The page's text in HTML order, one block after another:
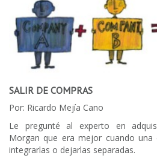
SALIR DE COMPRAS
Por: Ricardo Mejía Cano
Le pregunté al experto en
Morgan que era mejor cuando una
integrarlas o dejarlas separadas.